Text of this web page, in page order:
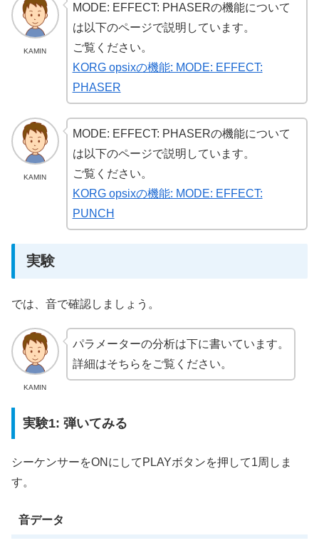
KAMIN
MODE: EFFECT: PHASERの機能について
は以下のページで説明しています。
ご覧ください。
KORG opsixの機能: MODE: EFFECT:
PHASER
KAMIN
MODE: EFFECT: PHASERの機能について
は以下のページで説明しています。
ご覧ください。
KORG opsixの機能: MODE: EFFECT:
PUNCH
実験
では、音で確認しましょう。
KAMIN
パラメーターの分析は下に書いています。
詳細はそちらをご覧ください。
実験1: 弾いてみる
シーケンサーをONにしてPLAYボタンを押して1周しま
す。
音データ